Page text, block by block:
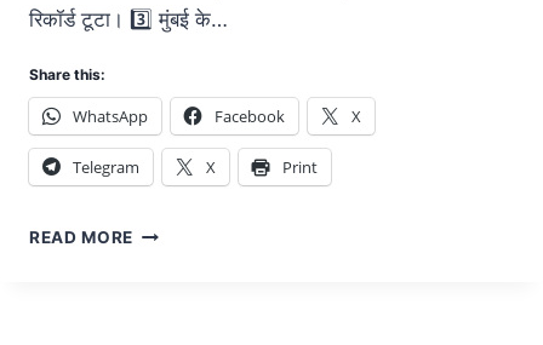
रिकॉर्ड टूटा। 3️⃣ मुंबई के…
Share this:
WhatsApp Facebook X
Telegram X Print
READ MORE